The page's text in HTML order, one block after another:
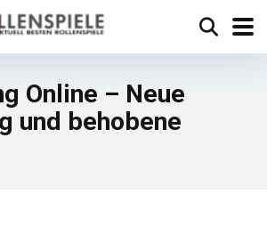
Online – Neue
und behobene